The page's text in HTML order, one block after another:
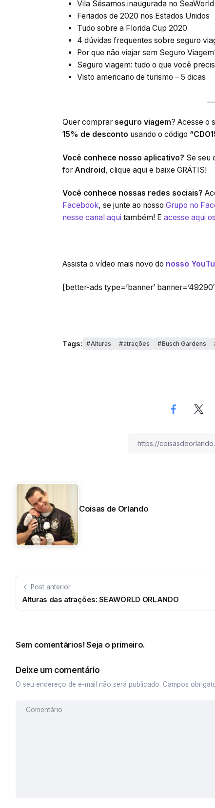
Vila Sésamos inaugurada no
Feriados de 2020 nos Estados Unidos
Tudo sobre a Florida Cup 2020
4 dúvidas frequentes sobre seguro
Por que não viajar sem Seguro
Seguro viagem: tudo o que você
Visto americano de turismo – 5 dicas
Quer comprar seguro viagem? Acesse o
15% de desconto usando o código
Você conhece nosso aplicativo? Se seu
for Android, clique aqui e baixe GRÁTIS!
Você conhece nossas redes sociais?
Facebook, se junte ao nosso Grupo no
nesse canal aqui também! E acesse aqui
Assista o vídeo mais novo do nosso
[better-ads type=’banner’
Tags: Alturas atrações Busch Gardens
Coisas de Orlando
Post anterior
Alturas das atrações: SEAWORLD ORLANDO
Sem comentários! Seja o primeiro.
Deixe um comentário
O seu endereço de e-mail não será publicado. Campos